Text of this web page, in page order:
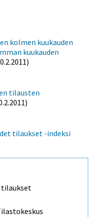
kolmen kuukauden
kuukauden
tilausten
tilaukset -indeksi
tilaukset